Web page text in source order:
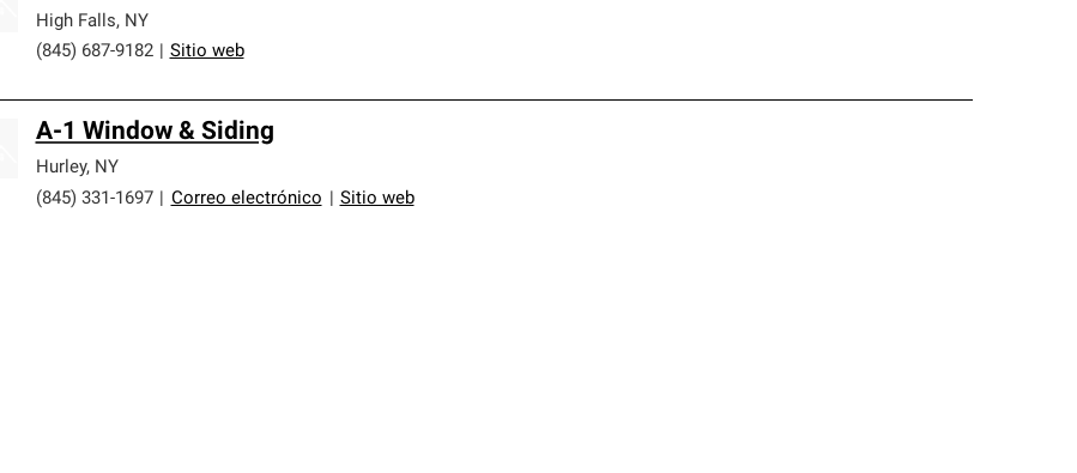
High Falls, NY
(845) 687-9182
Sitio web
A-1 Window & Siding
Hurley, NY
(845) 331-1697
Correo electrónico Sitio web